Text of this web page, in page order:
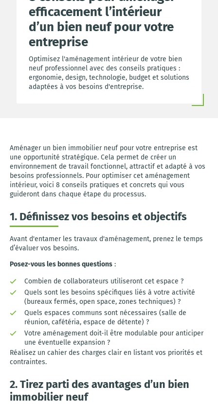
efficacement l’intérieur
d’un bien neuf pour votre
entreprise
Optimisez l'aménagement intérieur de votre bien
neuf professionnel avec des conseils pratiques :
ergonomie, design, technologie, budget et solutions
adaptées à vos besoins d'entreprise.
Aménager un bien immobilier neuf pour votre entreprise est
une opportunité stratégique. Cela permet de créer un
environnement de travail fonctionnel, attractif et adapté à vos
besoins professionnels. Pour optimiser cet aménagement
intérieur, voici 8 conseils pratiques et concrets qui vous
guideront dans chaque étape du processus.
1. Définissez vos besoins et objectifs
Avant d'entamer les travaux d'aménagement, prenez le temps
d’évaluer vos besoins.
Posez-vous les bonnes questions :
Combien de collaborateurs utiliseront cet espace ?
Quels sont les besoins spécifiques liés à votre activité
(bureaux fermés, open space, zones techniques) ?
Quels espaces communs sont nécessaires (salle de
réunion, cafétéria, espace de détente) ?
Votre aménagement doit-il être modulable pour anticiper
une éventuelle expansion ?
Réalisez un cahier des charges clair en listant vos priorités et
contraintes.
2. Tirez parti des avantages d’un bien
immobilier neuf